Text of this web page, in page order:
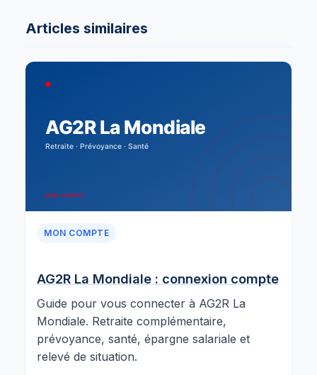
Articles similaires
MON COMPTE
AG2R La Mondiale : connexion compte
Guide pour vous connecter à AG2R La
Mondiale. Retraite complémentaire,
prévoyance, santé, épargne salariale et
relevé de situation.